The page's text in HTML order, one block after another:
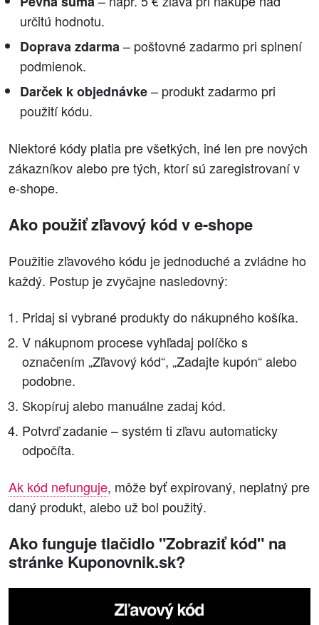
určitú hodnotu.
Doprava zdarma– poštovné zadarmo pri splnení
podmienok.
Darček k objednávke– produkt zadarmo pri
použití kódu.
Niektoré kódy platia pre všetkých, iné len pre nových
zákazníkov alebo pre tých, ktorí sú zaregistrovaní v
e-shope.
Ako použiť zľavový kód v e-shope
Použitie zľavového kódu je jednoduché a zvládne ho
každý. Postup je zvyčajne nasledovný:
Pridaj si vybrané produkty do nákupného košíka.
V nákupnom procese vyhľadaj políčko s
označením „Zľavový kód“, „Zadajte kupón“ alebo
podobne.
Skopíruj alebo manuálne zadaj kód.
Potvrď zadanie – systém ti zľavu automaticky
odpočíta.
Ak kód nefunguje, môže byť expirovaný, neplatný pre
daný produkt, alebo už bol použitý.
Ako funguje tlačidlo "Zobraziť kód" na
stránke Kuponovnik.sk?